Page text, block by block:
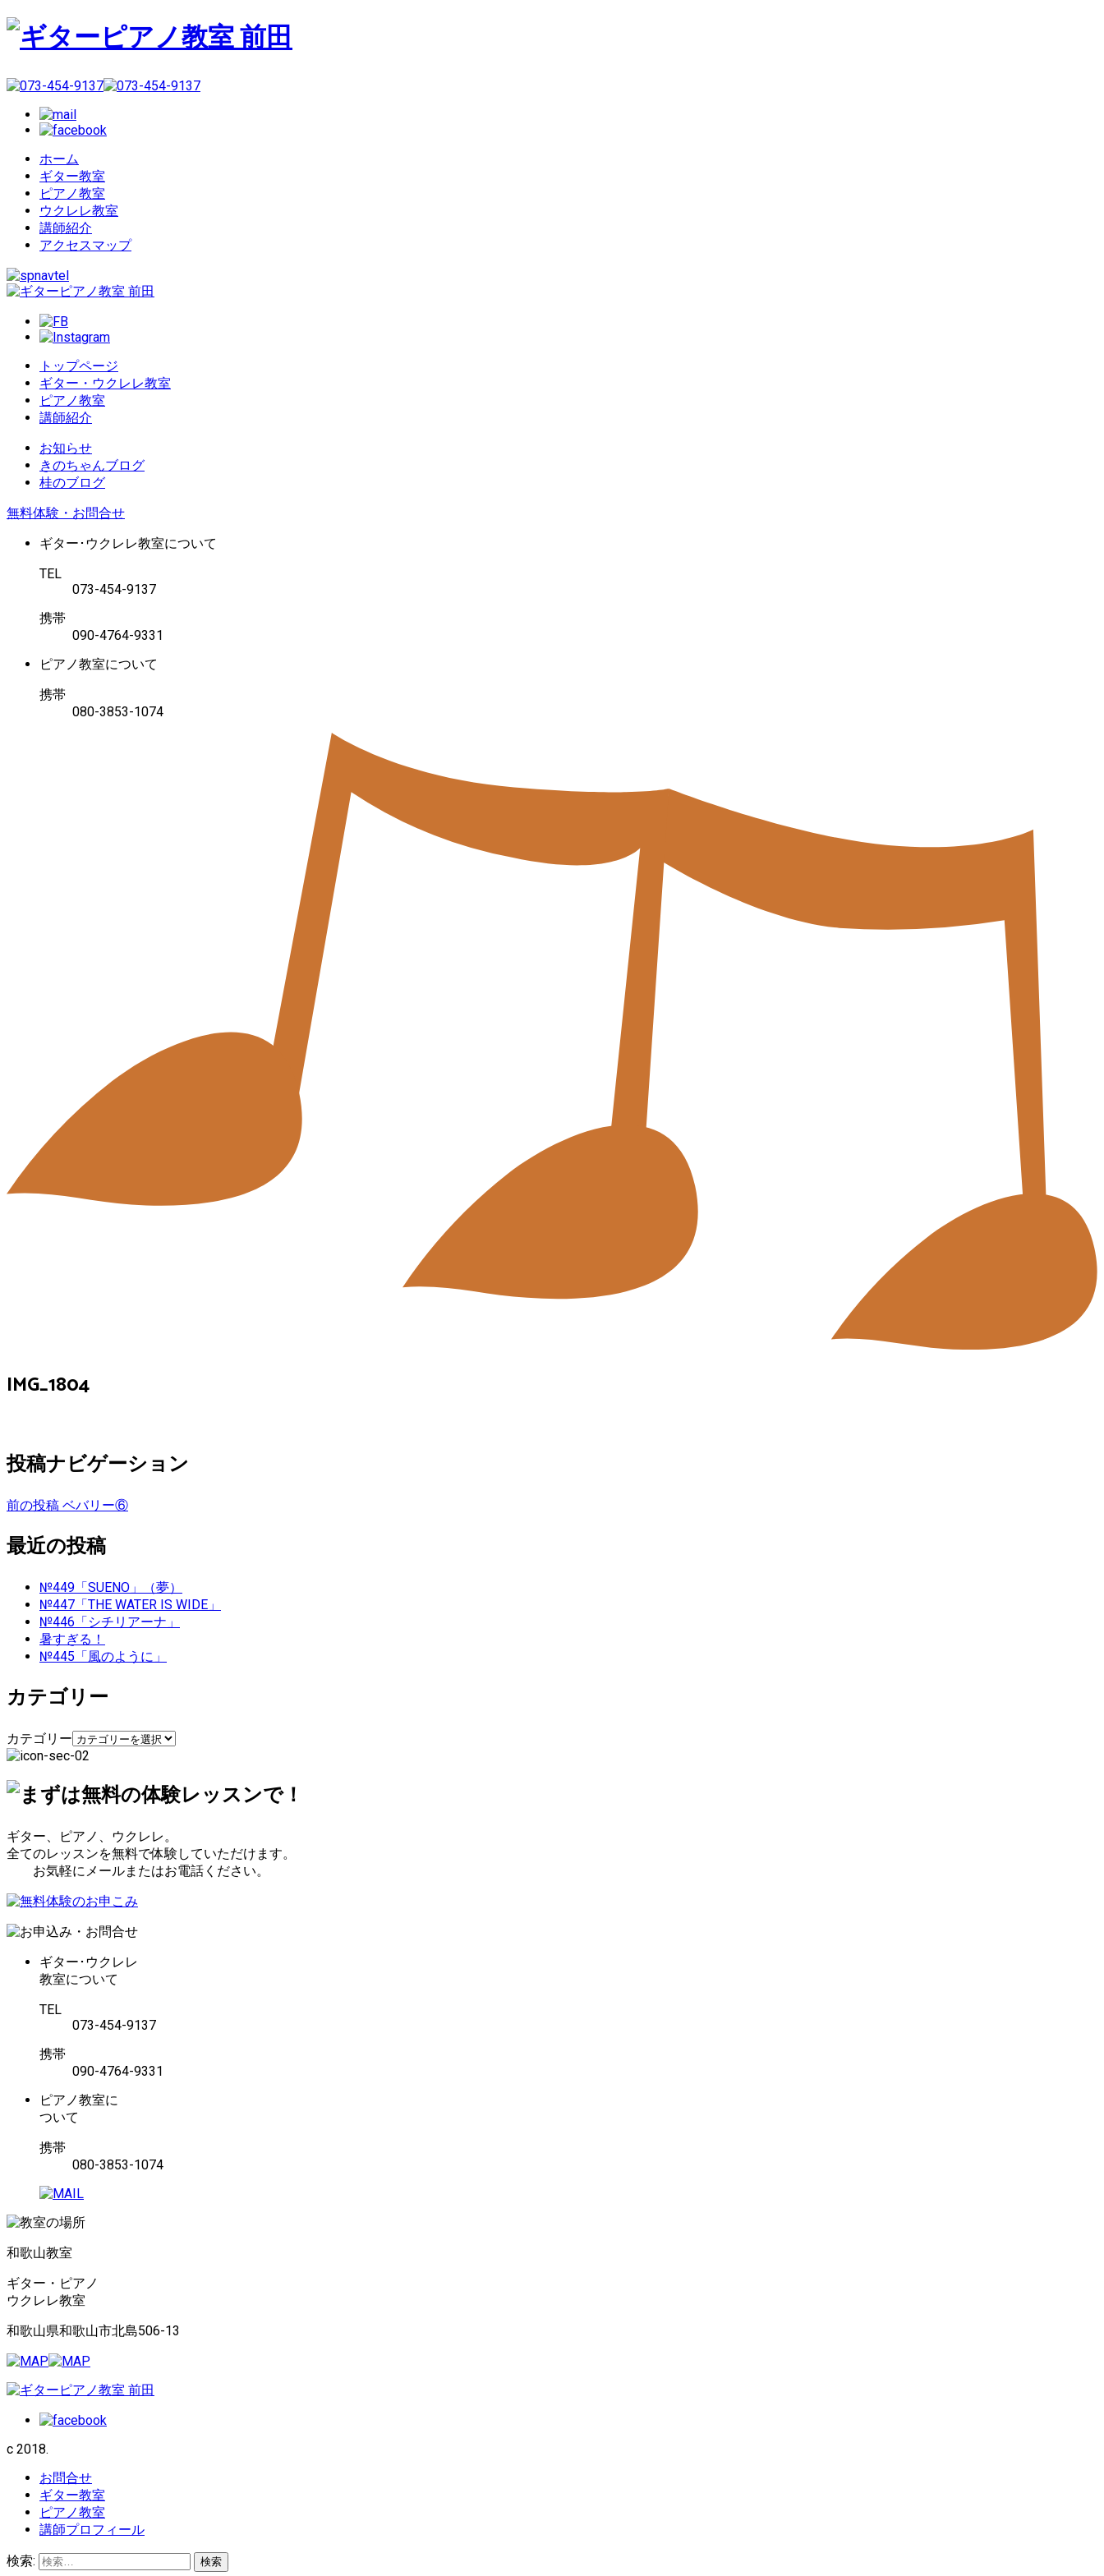
ホーム
ギター教室
ピアノ教室
ウクレレ教室
講師紹介
アクセスマップ
トップページ
ギター・ウクレレ教室
ピアノ教室
講師紹介
お知らせ
きのちゃんブログ
桂のブログ
無料体験・お問合せ
ギター･ウクレレ教室について
TEL
073-454-9137
携帯
090-4764-9331
ピアノ教室について
携帯
080-3853-1074
IMG_1804
投稿ナビゲーション
前の投稿 ベバリー⑥
最近の投稿
№449「SUENO」（夢）
№447「THE WATER IS WIDE」
№446「シチリアーナ」
暑すぎる！
№445「風のように」
カテゴリー
カテゴリー
ギター、ピアノ、ウクレレ。
全てのレッスンを無料で体験していただけます。
お気軽にメールまたはお電話ください。
ギター･ウクレレ
教室について
TEL
073-454-9137
携帯
090-4764-9331
ピアノ教室に
ついて
携帯
080-3853-1074
和歌山教室
ギター・ピアノ
ウクレレ教室
和歌山県和歌山市北島506-13
c 2018.
お問合せ
ギター教室
ピアノ教室
講師プロフィール
検索: